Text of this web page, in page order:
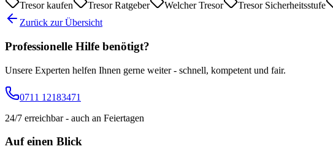
Tresor kaufen Tresor Ratgeber Welcher Tresor Tresor Sicherheitsstufe
Zurück zur Übersicht
Professionelle Hilfe benötigt?
Unsere Experten helfen Ihnen gerne weiter - schnell, kompetent und fair.
0711 12183471
24/7 erreichbar - auch an Feiertagen
Auf einen Blick